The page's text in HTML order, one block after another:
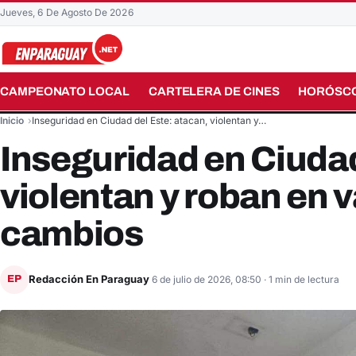
Jueves, 6 De Agosto De 2026
CAMPEONATO LOCAL CARTELERA DE CINES
Buscar en el sitio
Inicio Inseguridad en Ciudad del Este: atacan, violentan y…
Inseguridad en
violentan y roban en
cambios
EP Redacción En Paraguay 6 de julio de 2026, 08:50 · 1 min de lectura